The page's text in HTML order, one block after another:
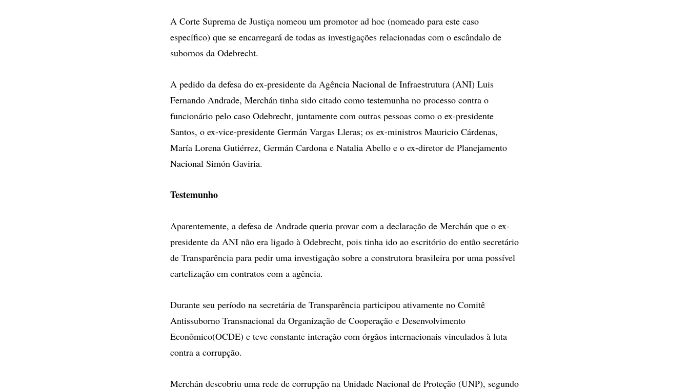
A Corte Suprema de Justiça nomeou um promotor ad hoc (nomeado para este caso
específico) que se encarregará de todas as investigações relacionadas com o escândalo de
subornos da Odebrecht.
A pedido da defesa do ex-presidente da Agência Nacional de Infraestrutura (ANI) Luis
Fernando Andrade, Merchán tinha sido citado como testemunha no processo contra o
funcionário pelo caso Odebrecht, juntamente com outras pessoas como o ex-presidente
Santos, o ex-vice-presidente Germán Vargas Lleras; os ex-ministros Mauricio Cárdenas,
María Lorena Gutiérrez, Germán Cardona e Natalia Abello e o ex-diretor de Planejamento
Nacional Simón Gaviria.
Testemunho
Aparentemente, a defesa de Andrade queria provar com a declaração de Merchán que o ex-
presidente da ANI não era ligado à Odebrecht, pois tinha ido ao escritório do então secretário
de Transparência para pedir uma investigação sobre a construtora brasileira por uma possível
cartelização em contratos com a agência.
Durante seu período na secretária de Transparência participou ativamente no Comitê
Antissuborno Transnacional da Organização de Cooperação e Desenvolvimento
Econômico(OCDE) e teve constante interação com órgãos internacionais vinculados à luta
contra a corrupção.
Merchán descobriu uma rede de corrupção na Unidade Nacional de Proteção (UNP), segundo